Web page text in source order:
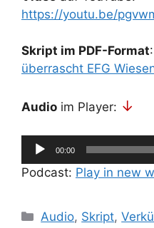
https://youtu.be/
Skript im PDF-Format:
überrascht EFG
Audio im Player: ↓
Audio-
Player
00:00
Podcast: Play in new
Kategorien
Audio, Skript,